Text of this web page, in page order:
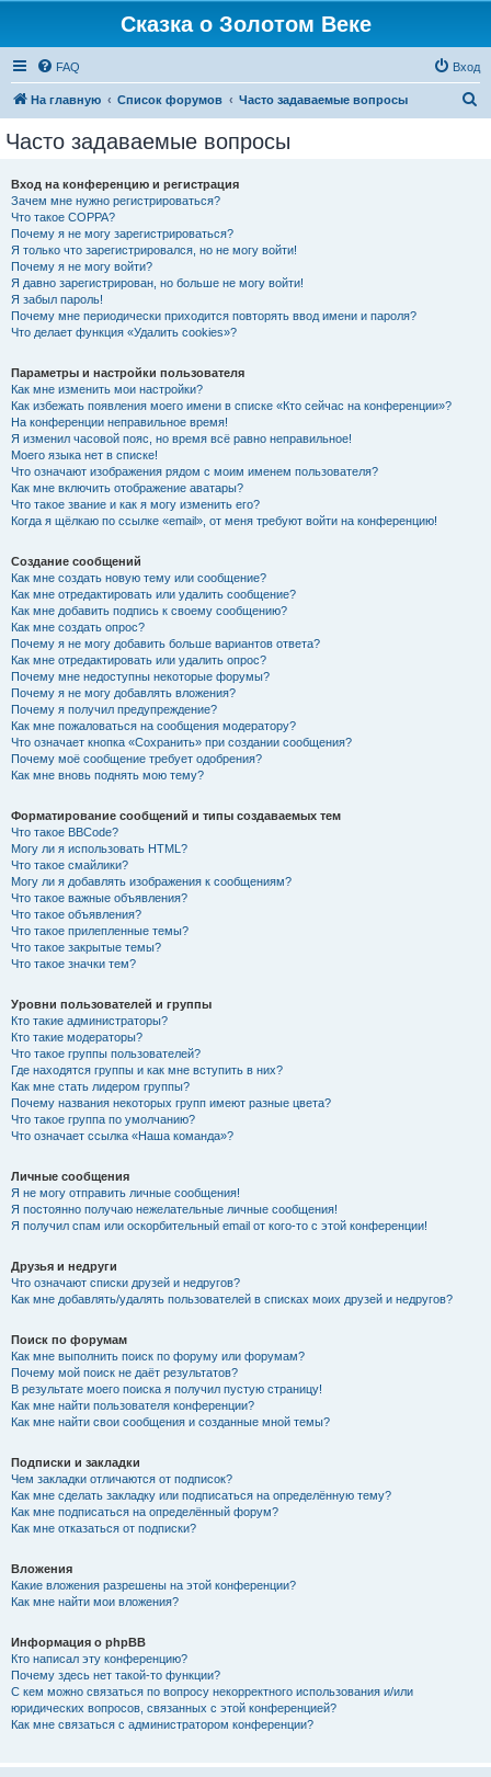
Сказка о Золотом Веке
FAQ Вход
На главную Список форумов Часто задаваемые вопросы
Часто задаваемые вопросы
Вход на конференцию и регистрация
Зачем мне нужно регистрироваться?
Что такое COPPA?
Почему я не могу зарегистрироваться?
Я только что зарегистрировался, но не могу войти!
Почему я не могу войти?
Я давно зарегистрирован, но больше не могу войти!
Я забыл пароль!
Почему мне периодически приходится повторять ввод имени и пароля?
Что делает функция «Удалить cookies»?
Параметры и настройки пользователя
Как мне изменить мои настройки?
Как избежать появления моего имени в списке «Кто сейчас на конференции»?
На конференции неправильное время!
Я изменил часовой пояс, но время всё равно неправильное!
Моего языка нет в списке!
Что означают изображения рядом с моим именем пользователя?
Как мне включить отображение аватары?
Что такое звание и как я могу изменить его?
Когда я щёлкаю по ссылке «email», от меня требуют войти на конференцию!
Создание сообщений
Как мне создать новую тему или сообщение?
Как мне отредактировать или удалить сообщение?
Как мне добавить подпись к своему сообщению?
Как мне создать опрос?
Почему я не могу добавить больше вариантов ответа?
Как мне отредактировать или удалить опрос?
Почему мне недоступны некоторые форумы?
Почему я не могу добавлять вложения?
Почему я получил предупреждение?
Как мне пожаловаться на сообщения модератору?
Что означает кнопка «Сохранить» при создании сообщения?
Почему моё сообщение требует одобрения?
Как мне вновь поднять мою тему?
Форматирование сообщений и типы создаваемых тем
Что такое BBCode?
Могу ли я использовать HTML?
Что такое смайлики?
Могу ли я добавлять изображения к сообщениям?
Что такое важные объявления?
Что такое объявления?
Что такое прилепленные темы?
Что такое закрытые темы?
Что такое значки тем?
Уровни пользователей и группы
Кто такие администраторы?
Кто такие модераторы?
Что такое группы пользователей?
Где находятся группы и как мне вступить в них?
Как мне стать лидером группы?
Почему названия некоторых групп имеют разные цвета?
Что такое группа по умолчанию?
Что означает ссылка «Наша команда»?
Личные сообщения
Я не могу отправить личные сообщения!
Я постоянно получаю нежелательные личные сообщения!
Я получил спам или оскорбительный email от кого-то с этой конференции!
Друзья и недруги
Что означают списки друзей и недругов?
Как мне добавлять/удалять пользователей в списках моих друзей и недругов?
Поиск по форумам
Как мне выполнить поиск по форуму или форумам?
Почему мой поиск не даёт результатов?
В результате моего поиска я получил пустую страницу!
Как мне найти пользователя конференции?
Как мне найти свои сообщения и созданные мной темы?
Подписки и закладки
Чем закладки отличаются от подписок?
Как мне сделать закладку или подписаться на определённую тему?
Как мне подписаться на определённый форум?
Как мне отказаться от подписки?
Вложения
Какие вложения разрешены на этой конференции?
Как мне найти мои вложения?
Информация о phpBB
Кто написал эту конференцию?
Почему здесь нет такой-то функции?
С кем можно связаться по вопросу некорректного использования и/или
юридических вопросов, связанных с этой конференцией?
Как мне связаться с администратором конференции?